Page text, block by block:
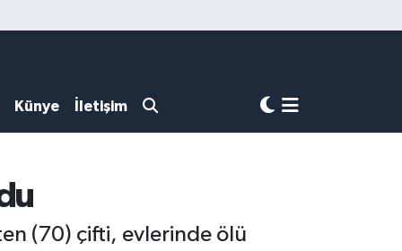
Künye İletişim
(70) çifti, evlerinde ölü